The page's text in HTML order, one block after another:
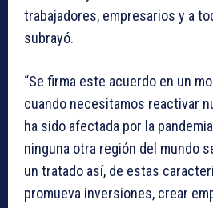
trabajadores, empresarios y a
subrayó.
“Se firma este acuerdo en un
cuando necesitamos reactivar
ha sido afectada por la
ninguna otra región del mundo
un tratado así, de estas
promueva inversiones, crear